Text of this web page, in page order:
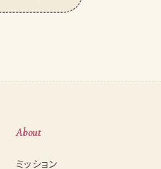
About
ミッション